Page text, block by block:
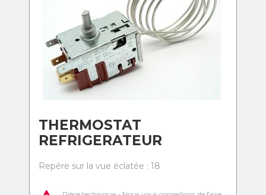
THERMOSTAT
REFRIGERATEUR
Repère sur la vue éclatée : 18